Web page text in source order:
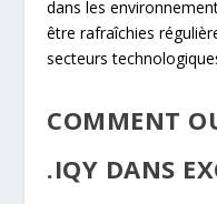
dans les
être rafraîchies
secteurs
COMMENT
.IQY DANS